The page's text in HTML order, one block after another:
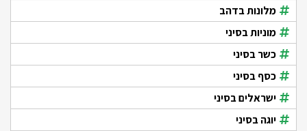
מלונות בדהב
מוניות בסיני
כשר בסיני
כסף בסיני
ישראלים בסיני
יוגה בסיני